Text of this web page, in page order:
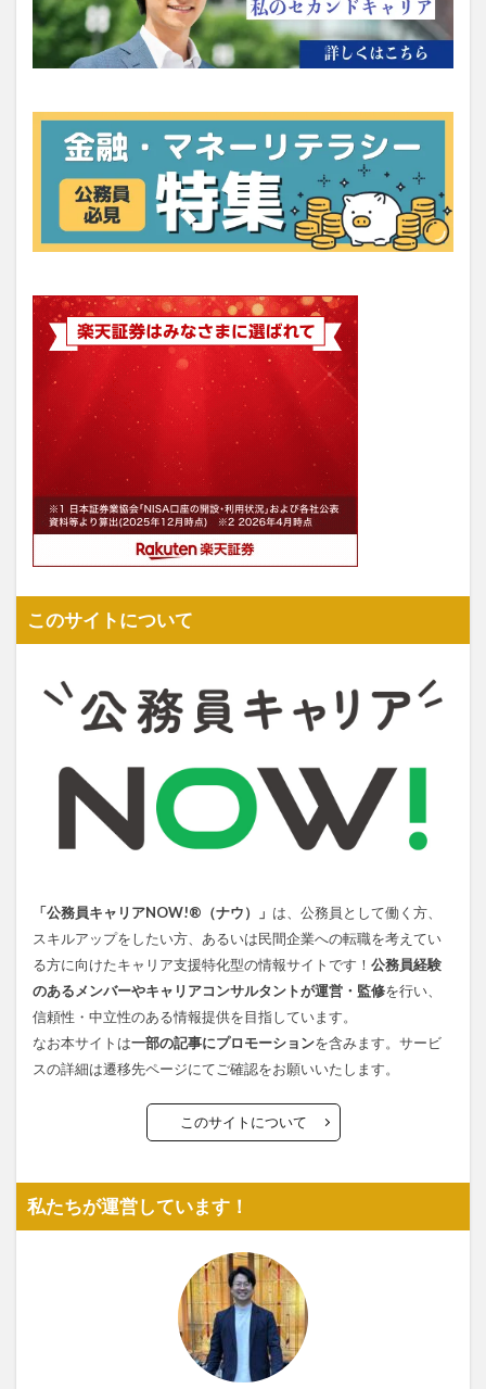
このサイトについて
「公務員キャリアNOW!®（ナウ）」 は、公務員として働く方、
スキルアップをしたい方、あるいは民間企業への転職を考えてい
る方に向けたキャリア支援特化型の情報サイトです！ 公務員経験
のあるメンバーやキャリアコンサルタントが運営・監修を行い、
信頼性・中立性のある情報提供を目指しています。
なお本サイトは一部の記事にプロモーションを含みます。サービ
スの詳細は遷移先ページにてご確認をお願いいたします。
このサイトについて
私たちが運営しています！